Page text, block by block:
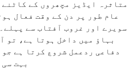
متاثرہ ایڈیز مچھروں کے
عام طور پر دن کے وقت فعال
سویرے اور غروب آفتاب سے
بہاؤ میں داخل ہوتا ہے، تو
دفاعی ردعمل شروع کرتا ہے
بہت سی